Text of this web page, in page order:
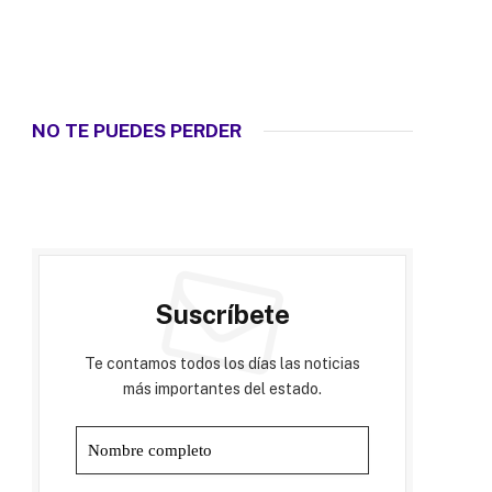
NO TE PUEDES PERDER
Suscríbete
Te contamos todos los días las noticias
más importantes del estado.